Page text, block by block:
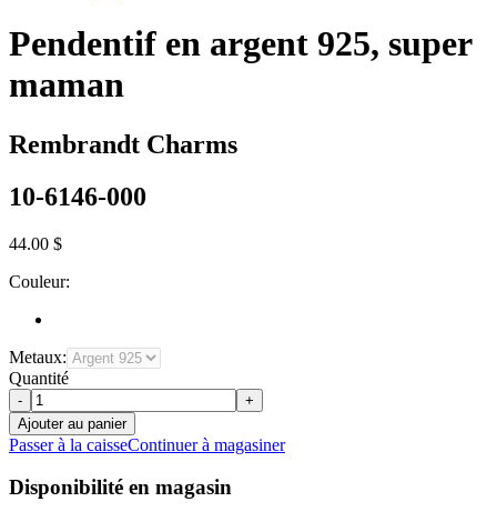
Pendentif en argent 925, super
maman
Rembrandt Charms
10-6146-000
44.00 $
Couleur:
Metaux:
Quantité
-
+
Ajouter au panier
Passer à la caisseContinuer à magasiner
Disponibilité en magasin